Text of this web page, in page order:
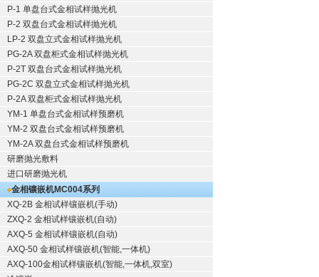
P-1 单盘台式金相试样抛光机
P-2 双盘台式金相试样抛光机
LP-2 双盘立式金相试样抛光机
PG-2A 双盘柜式金相试样抛光机
P-2T 双盘台式金相试样抛光机
PG-2C 双盘立式金相试样抛光机
P-2A 双盘柜式金相试样抛光机
YM-1 单盘台式金相试样预磨机
YM-2 双盘台式金相试样预磨机
YM-2A 双盘台式金相试样预磨机
研磨抛光敷料
进口研磨抛光机
金相镶嵌机MC004系列
XQ-2B 金相试样镶嵌机(手动)
ZXQ-2 金相试样镶嵌机(自动)
AXQ-5 金相试样镶嵌机(自动)
AXQ-50 金相试样镶嵌机(智能,一体机)
AXQ-100金相试样镶嵌机(智能,一体机,双室)